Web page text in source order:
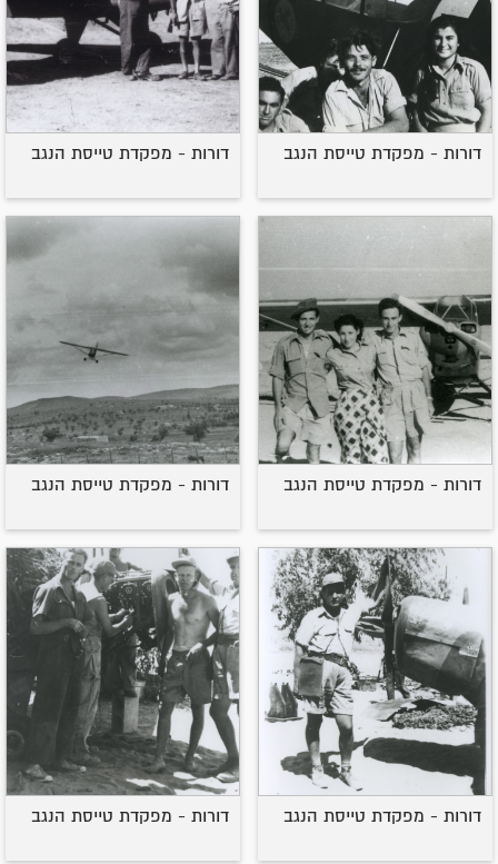
דורות - מפקדת טייסת הנגב דורות - מפקדת טייסת הנגב
דורות - מפקדת טייסת הנגב דורות - מפקדת טייסת הנגב
דורות - מפקדת טייסת הנגב דורות - מפקדת טייסת הנגב